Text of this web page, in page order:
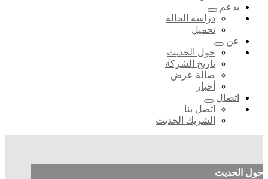
يدعم
دراسة الحالة
تحميل
عن
حول الحديث
تاريخ الشركة
صالة عرض
أخبار
اتصال
اتصل بنا
الشريك الحديث
حول الحديث